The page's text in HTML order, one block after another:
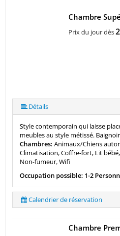
Chambre
Prix du jour dès
Détails
Style contemporain qui laisse
meubles au style métissé.
Chambres: Animaux/Chiens
Climatisation, Coffre-fort, Lit
Non-fumeur, Wifi
Occupation possible: 1-2
Calendrier de réservation
Chambre